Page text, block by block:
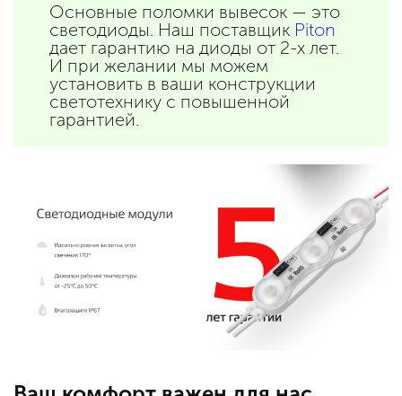
Основные поломки вывесок — это
светодиоды. Наш поставщик Piton
дает гарантию на диоды от 2-х лет.
И при желании мы можем
установить в ваши конструкции
светотехнику с повышенной
гарантией.